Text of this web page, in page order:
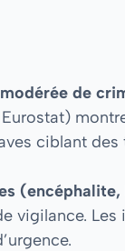
de
ciblant
(encéphalite,
vigilance.